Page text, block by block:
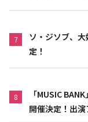
7
ソ・ジソブ、
定！
8
「MUSIC
開催決定！出